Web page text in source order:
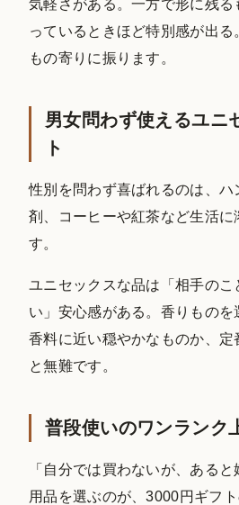
気軽さがある。一方で形に残
っているときほど特別感が出る
もの寄りに振ります。
男女問わず使えるユニ
ト
性別を問わず喜ばれるのは、ハ
剤、コーヒーや紅茶など生活に
す。
ユニセックスな品は「相手のこ
い」安心感がある。香りもの
香料に近い穏やかなものか、定
と無難です。
普段使いのワンランク
「自分では買わないが、ある
用品を選ぶのが、3000円ギフト